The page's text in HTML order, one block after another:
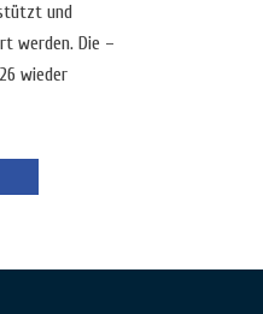
und
werden. Die –
wieder